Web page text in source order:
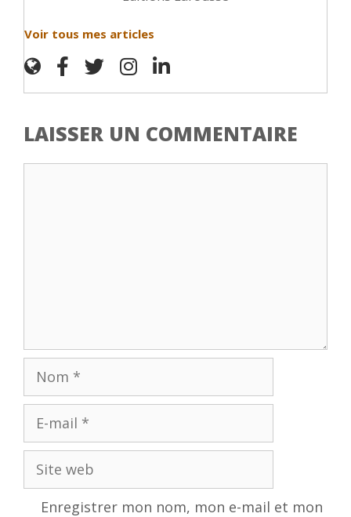
Voir tous mes articles
LAISSER UN COMMENTAIRE
mail
web
Enregistrer mon nom, mon e-mail et mon